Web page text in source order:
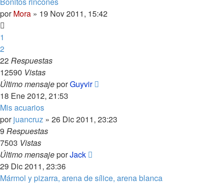
porMora » 19 Nov 2011, 15:42
1
2
22Respuestas
12590 Vistas
Último mensajeporGuyvir
18 Ene 2012, 21:53
Mis acuarios
porjuancruz » 26 Dic 2011, 23:23
9 Respuestas
7503 Vistas
Último mensajeporJack
29 Dic 2011, 23:36
Mármol y pizarra, arena de sílice, arena blanca